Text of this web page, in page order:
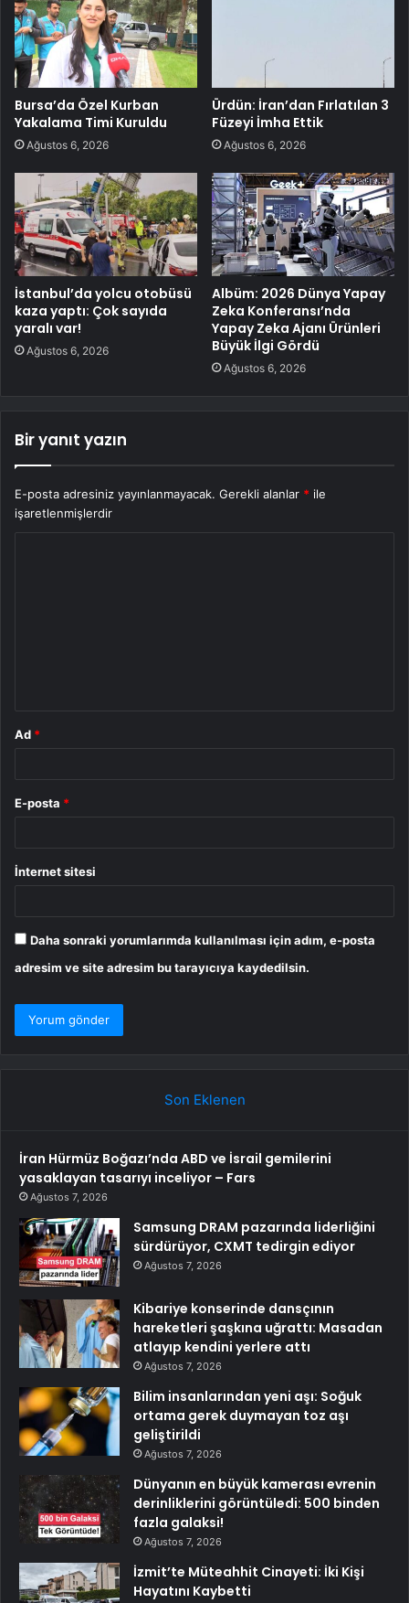
Bursa’da Özel Kurban
Yakalama Timi Kuruldu
Ağustos 6, 2026
Ürdün: İran’dan Fırlatılan 3
Füzeyi İmha Ettik
Ağustos 6, 2026
İstanbul’da yolcu otobüsü
kaza yaptı: Çok sayıda
yaralı var!
Ağustos 6, 2026
Albüm: 2026 Dünya Yapay
Zeka Konferansı’nda
Yapay Zeka Ajanı Ürünleri
Büyük İlgi Gördü
Ağustos 6, 2026
Bir yanıt yazın
E-posta adresiniz yayınlanmayacak. Gerekli alanlar * ile
işaretlenmişlerdir
Ad *
E-posta *
İnternet sitesi
Daha sonraki yorumlarımda kullanılması için adım, e-posta
adresim ve site adresim bu tarayıcıya kaydedilsin.
Son Eklenen
İran Hürmüz Boğazı’nda ABD ve İsrail gemilerini
yasaklayan tasarıyı inceliyor – Fars
Ağustos 7, 2026
Samsung DRAM pazarında liderliğini
sürdürüyor, CXMT tedirgin ediyor
Ağustos 7, 2026
Kibariye konserinde dansçının
hareketleri şaşkına uğrattı: Masadan
atlayıp kendini yerlere attı
Ağustos 7, 2026
Bilim insanlarından yeni aşı: Soğuk
ortama gerek duymayan toz aşı
geliştirildi
Ağustos 7, 2026
Dünyanın en büyük kamerası evrenin
derinliklerini görüntüledi: 500 binden
fazla galaksi!
Ağustos 7, 2026
İzmit’te Müteahhit Cinayeti: İki Kişi
Hayatını Kaybetti